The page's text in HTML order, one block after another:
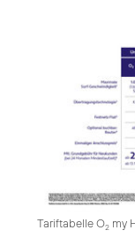
Tariftabelle O2 my